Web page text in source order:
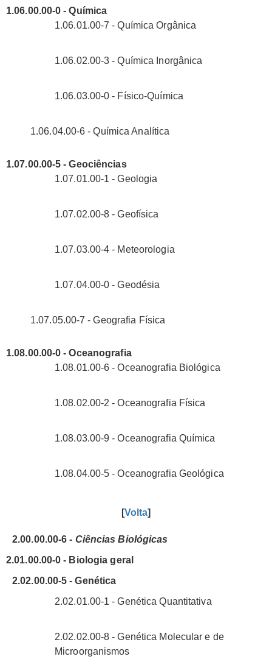
1.06.00.00-0 - Química
1.06.01.00-7 - Química Orgânica
1.06.02.00-3 - Química Inorgânica
1.06.03.00-0 - Físico-Química
1.06.04.00-6 - Química Analítica
1.07.00.00-5 - Geociências
1.07.01.00-1 - Geologia
1.07.02.00-8 - Geofísica
1.07.03.00-4 - Meteorologia
1.07.04.00-0 - Geodésia
1.07.05.00-7 - Geografia Física
1.08.00.00-0 - Oceanografia
1.08.01.00-6 - Oceanografia Biológica
1.08.02.00-2 - Oceanografia Física
1.08.03.00-9 - Oceanografia Química
1.08.04.00-5 - Oceanografia Geológica
[Volta]
2.00.00.00-6 - Ciências Biológicas
2.01.00.00-0 - Biologia geral
2.02.00.00-5 - Genética
2.02.01.00-1 - Genética Quantitativa
2.02.02.00-8 - Genética Molecular e de
Microorganismos